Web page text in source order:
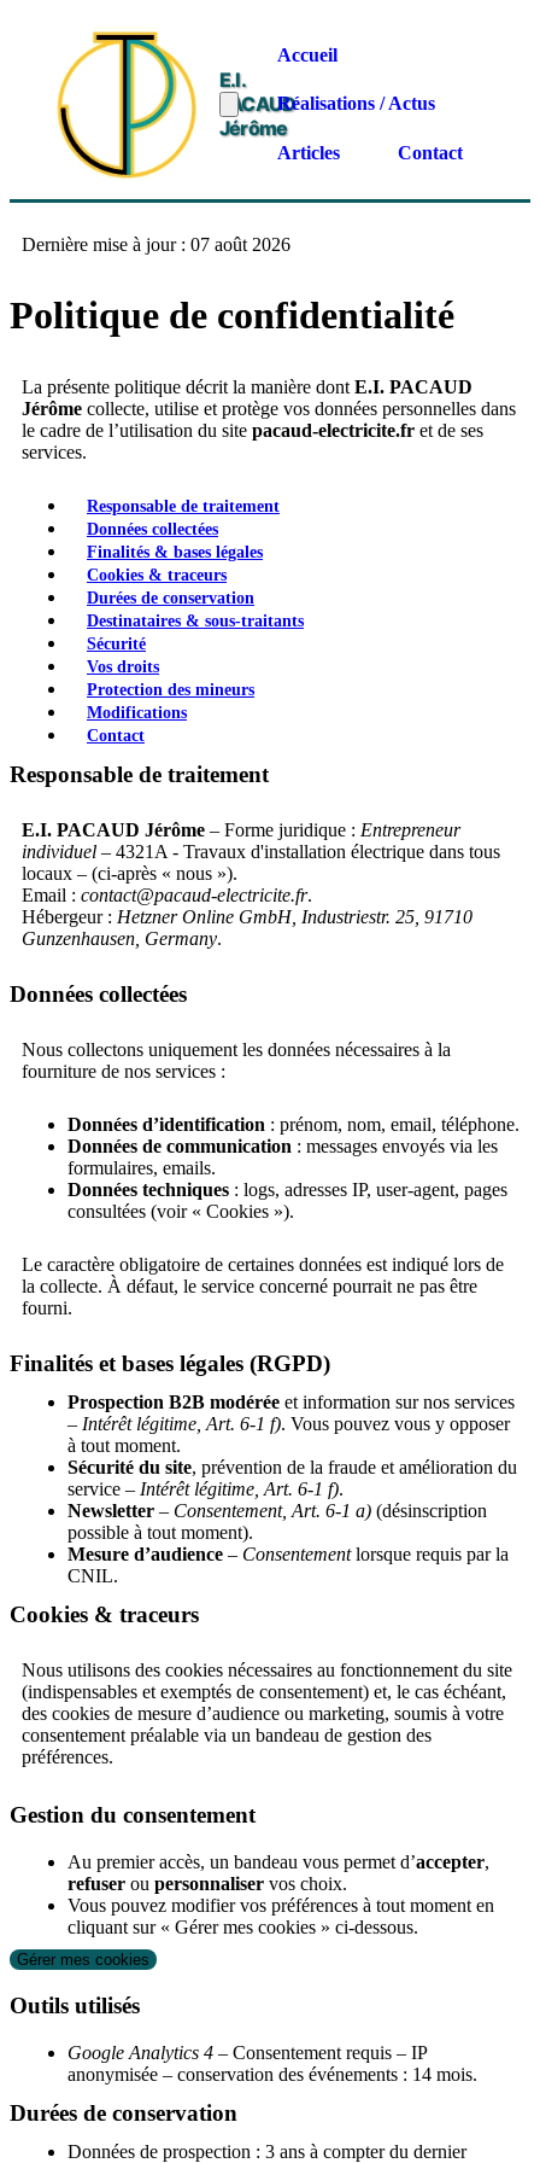
E.I.
PACAUD
Jérôme
Accueil
Réalisations / Actus
Articles Contact
Dernière mise à jour : 07 août 2026
Politique de confidentialité
La présente politique décrit la manière dont E.I. PACAUD
Jérôme collecte, utilise et protège vos données personnelles dans
le cadre de l’utilisation du site pacaud-electricite.fr et de ses
services.
Responsable de traitement
Données collectées
Finalités & bases légales
Cookies & traceurs
Durées de conservation
Destinataires & sous-traitants
Sécurité
Vos droits
Protection des mineurs
Modifications
Contact
Responsable de traitement
E.I. PACAUD Jérôme – Forme juridique : Entrepreneur
individuel – 4321A - Travaux d'installation électrique dans tous
locaux – (ci‑après « nous »).
Email : contact@pacaud-electricite.fr.
Hébergeur : Hetzner Online GmbH, Industriestr. 25, 91710
Gunzenhausen, Germany.
Données collectées
Nous collectons uniquement les données nécessaires à la
fourniture de nos services :
Données d’identification : prénom, nom, email, téléphone.
Données de communication : messages envoyés via les
formulaires, emails.
Données techniques : logs, adresses IP, user‑agent, pages
consultées (voir « Cookies »).
Le caractère obligatoire de certaines données est indiqué lors de
la collecte. À défaut, le service concerné pourrait ne pas être
fourni.
Finalités et bases légales (RGPD)
Prospection B2B modérée et information sur nos services
– Intérêt légitime, Art. 6‑1 f). Vous pouvez vous y opposer
à tout moment.
Sécurité du site, prévention de la fraude et amélioration du
service – Intérêt légitime, Art. 6‑1 f).
Newsletter – Consentement, Art. 6‑1 a) (désinscription
possible à tout moment).
Mesure d’audience – Consentementlorsque requis par la
CNIL.
Cookies & traceurs
Nous utilisons des cookies nécessaires au fonctionnement du site
(indispensables et exemptés de consentement) et, le cas échéant,
des cookies de mesure d’audience ou marketing, soumis à votre
consentement préalable via un bandeau de gestion des
préférences.
Gestion du consentement
Au premier accès, un bandeau vous permet d’accepter,
refuser ou personnaliser vos choix.
Vous pouvez modifier vos préférences à tout moment en
cliquant sur « Gérer mes cookies » ci‑dessous.
Gérer mes cookies
Outils utilisés
Google Analytics 4 – Consentement requis – IP
anonymisée – conservation des événements : 14 mois.
Durées de conservation
Données de prospection : 3 ans à compter du dernier